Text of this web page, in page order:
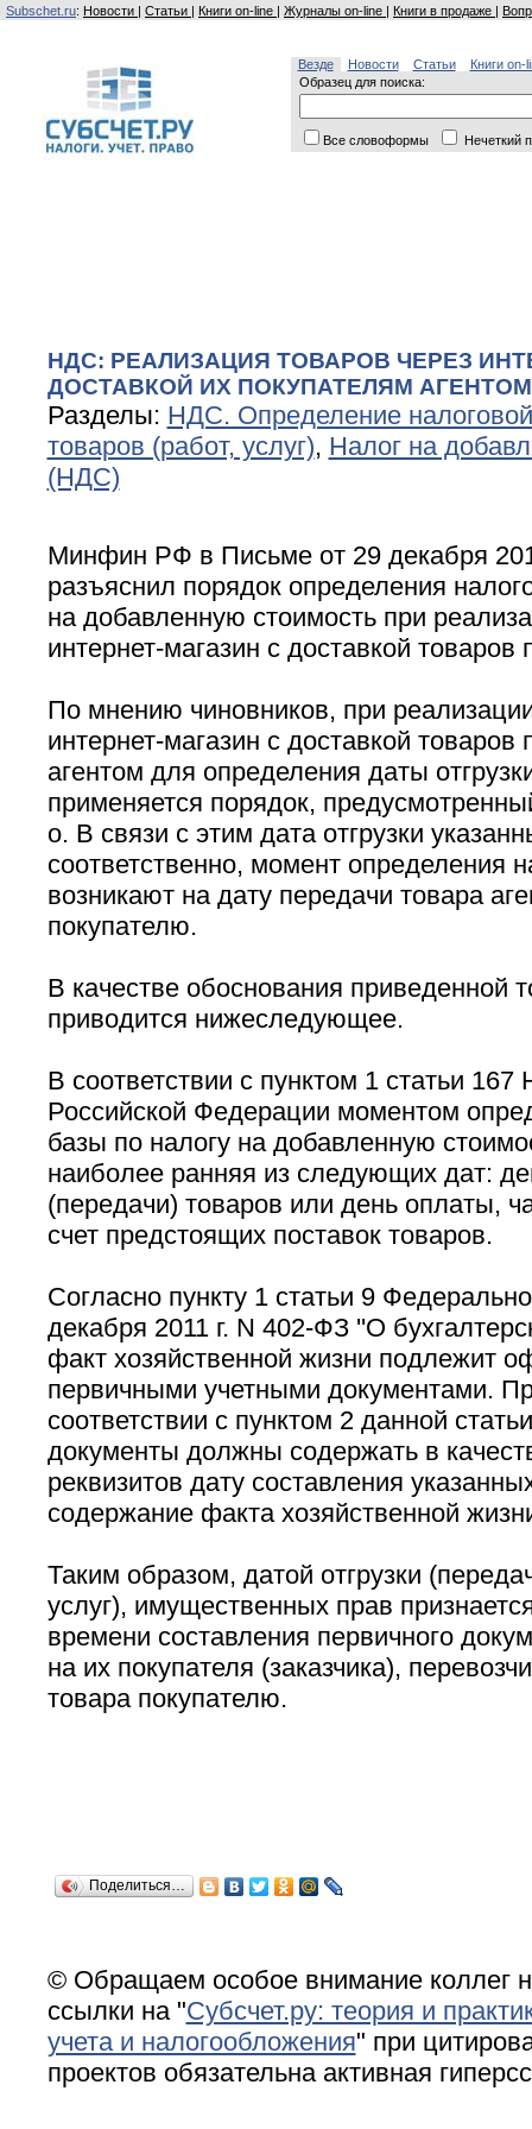
Subschet.ru: Новости | Статьи | Книги on-line | Журналы on-line | Книги в продаже |
Везде Новости Статьи
Книги on-
Образец для поиска:
Все словоформы Нечеткий
НДС: РЕАЛИЗАЦИЯ ТОВАРОВ ЧЕРЕЗ
ДОСТАВКОЙ ИХ ПОКУПАТЕЛЯМ
Разделы: НДС. Определение
товаров (работ, услуг), Налог на
(НДС)
Минфин РФ в Письме от 29 декабря
разъяснил порядок определения
на добавленную стоимость при
интернет-магазин с доставкой товаров
По мнению чиновников, при
интернет-магазин с доставкой товаров
агентом для определения даты
применяется порядок,
о. В связи с этим дата отгрузки
соответственно, момент определения
возникают на дату передачи товара
покупателю.
В качестве обоснования приведенной
приводится нижеследующее.
В соответствии с пунктом 1 статьи 167
Российской Федерации моментом
базы по налогу на добавленную
наиболее ранняя из следующих дат:
(передачи) товаров или день оплаты,
счет предстоящих поставок товаров.
Согласно пункту 1 статьи 9
декабря 2011 г. N 402-ФЗ ''О
факт хозяйственной жизни подлежит
первичными учетными документами.
соответствии с пунктом 2 данной
документы должны содержать в
реквизитов дату составления
содержание факта хозяйственной
Таким образом, датой отгрузки
услуг), имущественных прав
времени составления первичного
на их покупателя (заказчика),
товара покупателю.
Поделиться…
© Обращаем особое внимание коллег
ссылки на "Субсчет.ру: теория и
учета и налогообложения" при
проектов обязательна активная